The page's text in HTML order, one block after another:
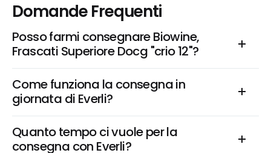
Domande Frequenti
Posso farmi consegnare Biowine,
Frascati Superiore Docg "crio 12"?
Come funziona la consegna in
giornata di Everli?
Quanto tempo ci vuole per la
consegna con Everli?